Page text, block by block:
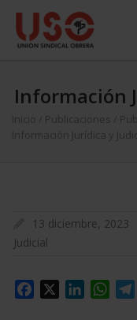
Información
Inicio Publicaciones
Información Jurídica y
13 diciembre, 2023
Judicial
Facebook LinkedIn